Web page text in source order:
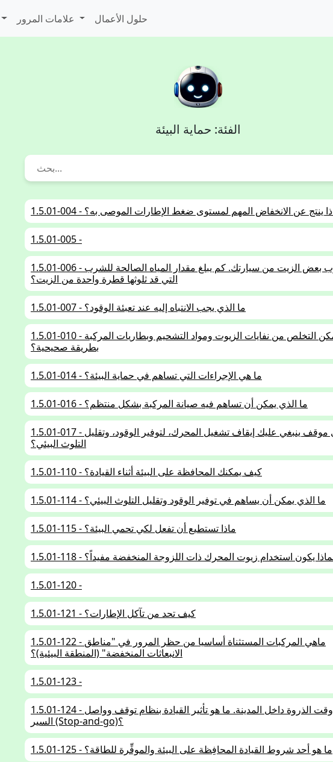
حلول الأعمال
الفئة: حماية البيئة
004 - ماذا ينتج عن الانخفاض المهم لمستوى ضغط الإطارات الموصى به؟
1.5.01-005 -
1.5.01-006 - تسرب بعض الزيت من سيارتك. كم يبلغ مقدار المياه الصالحة للشرب
التي قد ثلوثها قطرة واحدة من الزيت؟
1.5.01-007 - ما الذي يجب الانتباه إليه عند تعبئة الوقود؟
1.5.01-010 - أين يمكن التخلص من نفايات الزيوت ومواد التشحيم وبطاريات المركبة
بطريقة صحيحية؟
1.5.01-014 - ما هي الإجراءات التي تساهم في حماية البيئة؟
1.5.01-016 - ما الذي يمكن أن تساهم فيه صيانة المركبة بشكل منتظم؟
1.5.01-017 - في أي موقف ينبغي عليك إيقاف تشغيل المحرك، لتوفير الوقود، وتقليل
التلوث البيئي؟
1.5.01-110 - كيف يمكنك المحافظة على البيئة أثناء القيادة؟
1.5.01-114 - ما الذي يمكن أن يساهم في توفير الوقود وتقليل التلوث البيئي؟
1.5.01-115 - ماذا تستطيع أن تفعل لكي تحمي البيئة؟
118 - لماذا يكون استخدام زيوت المحرك ذات اللزوجة المنخفضة مفيداً؟
1.5.01-120 -
1.5.01-121 - كيف تحد من تآكل الإطارات؟
1.5.01-122 - ماهي المركبات المستثناة أساسيا من حظر المرور في "مناطق
الانبعاثات المنخفضة" (المنطقة البيئية)؟
1.5.01-123 -
1.5.01-124 - تقود وقت الذروة داخل المدينة. ما هو تأثير القيادة بنظام توقف وواصل
السير (Stop-and-go)؟
1.5.01-125 - ما هو أحد شروط القيادة المحافِظة على البيئة والموفِّرة للطاقة؟